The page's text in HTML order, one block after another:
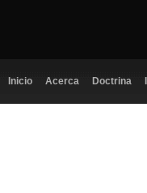
Inicio Acerca Doctrina